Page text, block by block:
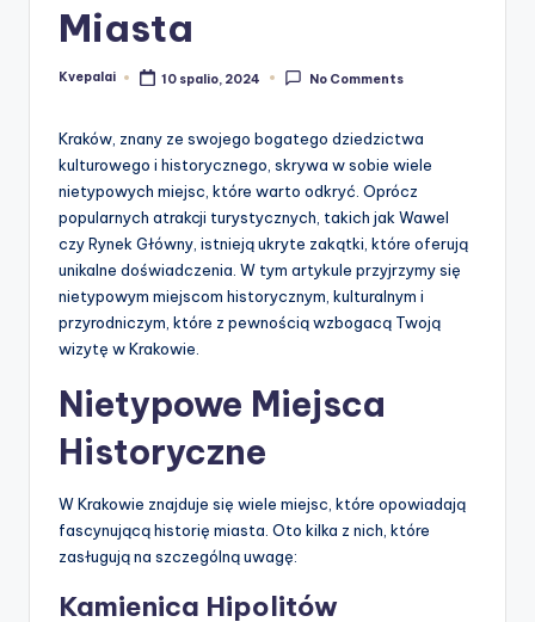
Miasta
Posted
Kvepalai 10 spalio, 2024 No Comments
Kraków, znany ze swojego bogatego dziedzictwa
kulturowego i historycznego, skrywa w sobie wiele
nietypowych miejsc, które warto odkryć. Oprócz
popularnych atrakcji turystycznych, takich jak Wawel
czy Rynek Główny, istnieją ukryte zakątki, które oferują
unikalne doświadczenia. W tym artykule przyjrzymy się
nietypowym miejscom historycznym, kulturalnym i
przyrodniczym, które z pewnością wzbogacą Twoją
wizytę w Krakowie.
Nietypowe Miejsca
Historyczne
W Krakowie znajduje się wiele miejsc, które opowiadają
fascynującą historię miasta. Oto kilka z nich, które
zasługują na szczególną uwagę:
Kamienica Hipolitów